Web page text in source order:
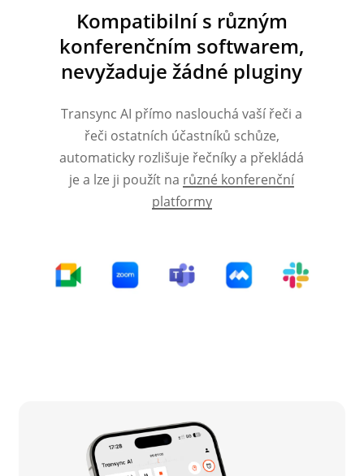
Kompatibilní s různým
konferenčním softwarem,
nevyžaduje žádné pluginy
Transync AI přímo naslouchá vaší řeči a
řeči ostatních účastníků schůze,
automaticky rozlišuje řečníky a překládá
je a lze ji použít na různé konferenční
platformy